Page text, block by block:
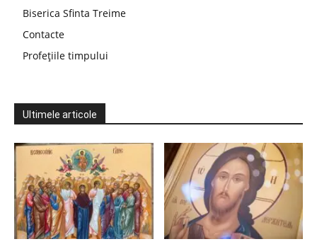
Biserica Sfinta Treime
Contacte
Profețiile timpului
Ultimele articole